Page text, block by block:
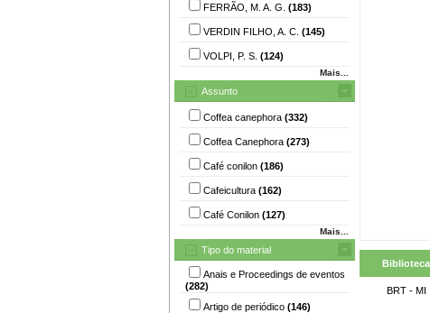
FERRÃO, M. A. G. (183)
VERDIN FILHO, A. C. (145)
VOLPI, P. S. (124)
Mais...
Assunto
Coffea canephora (332)
Coffea Canephora (273)
Café conilon (186)
Cafeicultura (162)
Café Conilon (127)
Mais...
Tipo do material
Anais e Proceedings de eventos
(282)
Artigo de periódico (146)
Biblioteca
BRT - MI